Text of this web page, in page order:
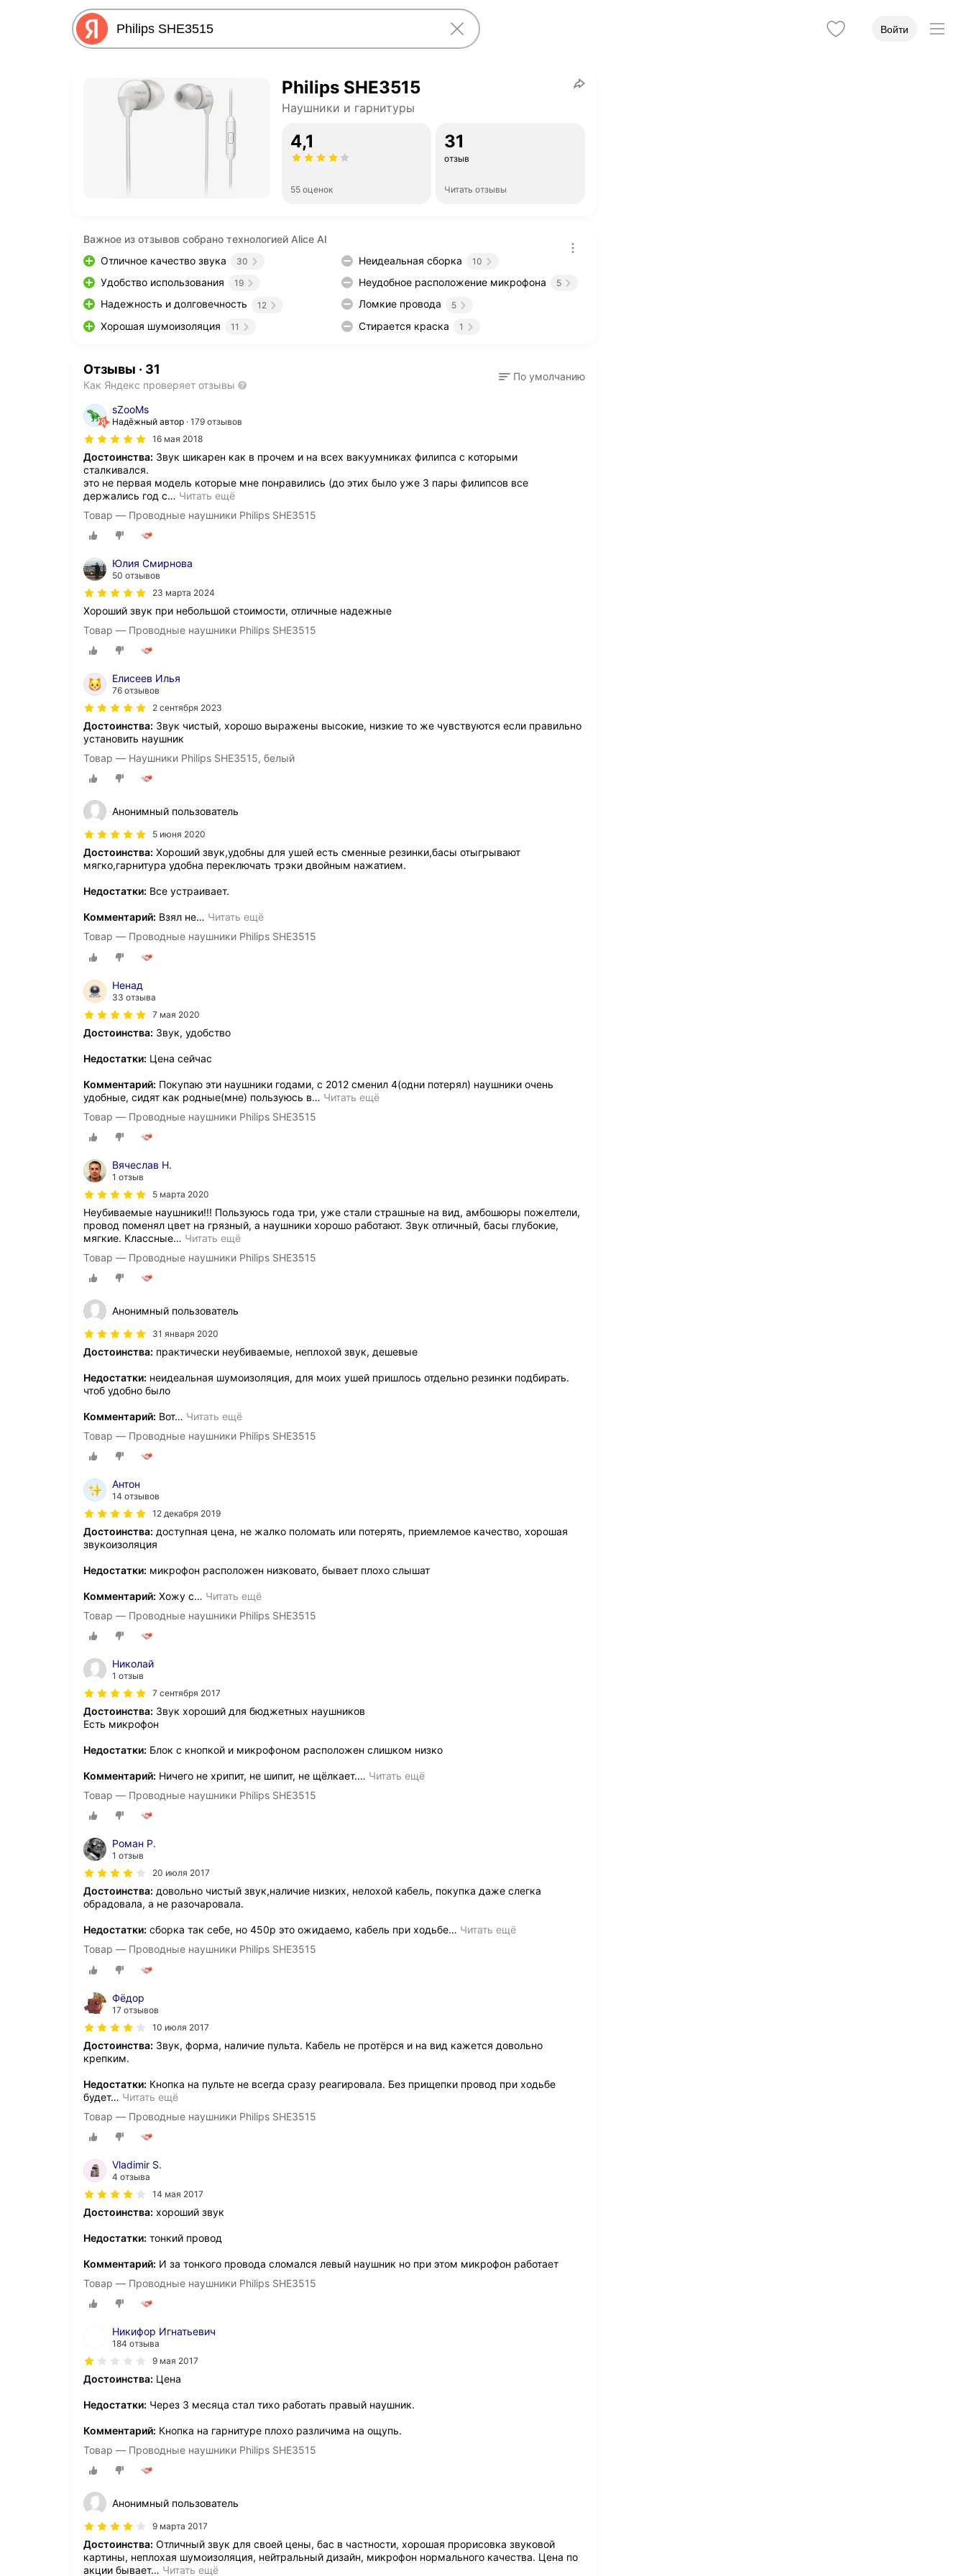
Войти
Philips SHE3515
Наушники и гарнитуры
4,1
55 оценок
31
отзыв
Читать отзывы
Важное из отзывов собрано технологией Alice AI
Отличное качество звука
30
Удобство использования 19
Надежность и долговечность 12
Хорошая шумоизоляция 11
Неидеальная сборка 10
Неудобное расположение микрофона 5
Ломкие провода 5
Стирается краска 1
Отзывы · 31
Как Яндекс проверяет отзывы
По умолчанию
sZooMs
Надёжный автор 179 отзывов
16 мая 2018
Достоинства: Звук шикарен как в прочем и на всех вакуумниках филипса с которыми
сталкивался.
это не первая модель которые мне понравились (до этих было уже 3 пары филипсов все
держались год с… Читать ещё
Товар — Проводные наушники Philips SHE3515
Юлия Смирнова
50 отзывов
23 марта 2024
Хороший звук при небольшой стоимости, отличные надежные
Товар — Проводные наушники Philips SHE3515
Елисеев Илья
76 отзывов
2 сентября 2023
Достоинства: Звук чистый, хорошо выражены высокие, низкие то же чувствуются если правильно
установить наушник
Товар — Наушники Philips SHE3515, белый
Анонимный пользователь
5 июня 2020
Достоинства: Хороший звук,удобны для ушей есть сменные резинки,басы отыгрывают
мягко,гарнитура удобна переключать трэки двойным нажатием.
Недостатки: Все устраивает.
Комментарий: Взял не… Читать ещё
Товар — Проводные наушники Philips SHE3515
Ненад
33 отзыва
7 мая 2020
Достоинства: Звук, удобство
Недостатки: Цена сейчас
Комментарий: Покупаю эти наушники годами, с 2012 сменил 4(одни потерял) наушники очень
удобные, сидят как родные(мне) пользуюсь в… Читать ещё
Товар — Проводные наушники Philips SHE3515
Вячеслав Н.
1 отзыв
5 марта 2020
Неубиваемые наушники!!! Пользуюсь года три, уже стали страшные на вид, амбошюры пожелтели,
провод поменял цвет на грязный, а наушники хорошо работают. Звук отличный, басы глубокие,
мягкие. Классные… Читать ещё
Товар — Проводные наушники Philips SHE3515
Анонимный пользователь
31 января 2020
Достоинства: практически неубиваемые, неплохой звук, дешевые
Недостатки: неидеальная шумоизоляция, для моих ушей пришлось отдельно резинки подбирать.
чтоб удобно было
Комментарий: Вот… Читать ещё
Товар — Проводные наушники Philips SHE3515
Антон
14 отзывов
12 декабря 2019
Достоинства: доступная цена, не жалко поломать или потерять, приемлемое качество, хорошая
звукоизоляция
Недостатки: микрофон расположен низковато, бывает плохо слышат
Комментарий: Хожу с… Читать ещё
Товар — Проводные наушники Philips SHE3515
Николай
1 отзыв
7 сентября 2017
Достоинства: Звук хороший для бюджетных наушников
Есть микрофон
Недостатки: Блок с кнопкой и микрофоном расположен слишком низко
Комментарий: Ничего не хрипит, не шипит, не щёлкает.… Читать ещё
Товар — Проводные наушники Philips SHE3515
Роман Р.
1 отзыв
20 июля 2017
Достоинства: довольно чистый звук,наличие низких, нелохой кабель, покупка даже слегка
обрадовала, а не разочаровала.
Недостатки: сборка так себе, но 450р это ожидаемо, кабель при ходьбе… Читать ещё
Товар — Проводные наушники Philips SHE3515
Фёдор
17 отзывов
10 июля 2017
Достоинства: Звук, форма, наличие пульта. Кабель не протёрся и на вид кажется довольно
крепким.
Недостатки: Кнопка на пульте не всегда сразу реагировала. Без прищепки провод при ходьбе
будет… Читать ещё
Товар — Проводные наушники Philips SHE3515
Vladimir S.
4 отзыва
14 мая 2017
Достоинства: хороший звук
Недостатки: тонкий провод
Комментарий: И за тонкого провода сломался левый наушник но при этом микрофон работает
Товар — Проводные наушники Philips SHE3515
Никифор Игнатьевич
184 отзыва
9 мая 2017
Достоинства: Цена
Недостатки: Через 3 месяца стал тихо работать правый наушник.
Комментарий: Кнопка на гарнитуре плохо различима на ощупь.
Товар — Проводные наушники Philips SHE3515
Анонимный пользователь
9 марта 2017
Достоинства: Отличный звук для своей цены, бас в частности, хорошая прорисовка звуковой
картины, неплохая шумоизоляция, нейтральный дизайн, микрофон нормального качества. Цена по
акции бывает… Читать ещё